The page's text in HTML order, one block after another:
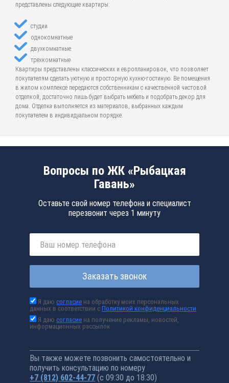
представлены следующие квартиры:
студии
однокомнатные
двухкомнатные
трехкомнатные
Квартиры представлены классических и европланировок, что позволяет
покупателям сделать уютную и просторную кухню-гостиную. Ве помещения
в жилом комплексе передаются собственникам с качественной чистовой
отделкой, достаточно лишь будет выбрать мебель и подобрать декор для
дома. Отделка выполняется из материалов, выбранных каждым
покупателем в индивидуальном порядке.
Вопросы по ЖК «Рыбацкая
Гавань»
Оставьте свой номер телефона и специалист
перезвонит через 1 минуту
Заказать звонок
Я даюсогласие на обработку моих персональных
данных в соответствии сПолитикой конфиденциальности
Я даюсогласие на получение рекламы, новостей,
информационных рассылок
Вы также можете позвонить самостоятельно и
получить консультацию по номеру
+7 (812) 602-44-77 (с 09:30 до 18:30)